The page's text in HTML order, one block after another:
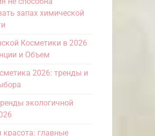
запах химической
Косметики в 2026
и Объем
2026: тренды и
экологичной
красота: главные